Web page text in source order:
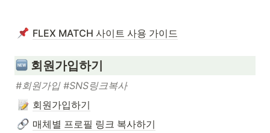
FLEX MATCH 사이트 사용 가이드
회원가입하기
#회원가입 #SNS링크복사
회원가입하기
매체별 프로필 링크 복사하기